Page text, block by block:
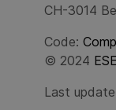
CH-3014
Code:
© 2024
Last